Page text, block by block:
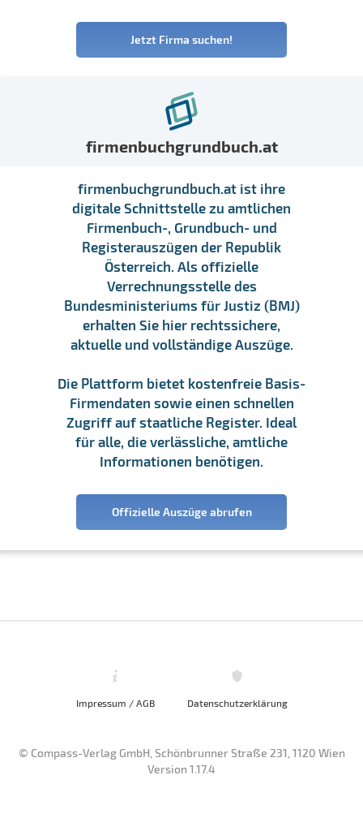
Jetzt Firma suchen!
firmenbuchgrundbuch.at
firmenbuchgrundbuch.at ist ihre
digitale Schnittstelle zu amtlichen
Firmenbuch-, Grundbuch- und
Registerauszügen der Republik
Österreich. Als offizielle
Verrechnungsstelle des
Bundesministeriums für Justiz (BMJ)
erhalten Sie hier rechtssichere,
aktuelle und vollständige Auszüge.
Die Plattform bietet kostenfreie Basis-
Firmendaten sowie einen schnellen
Zugriff auf staatliche Register. Ideal
für alle, die verlässliche, amtliche
Informationen benötigen.
Offizielle Auszüge abrufen
Impressum / AGB Datenschutzerklärung
© Compass-Verlag GmbH, Schönbrunner Straße 231, 1120 Wien
Version 1.17.4